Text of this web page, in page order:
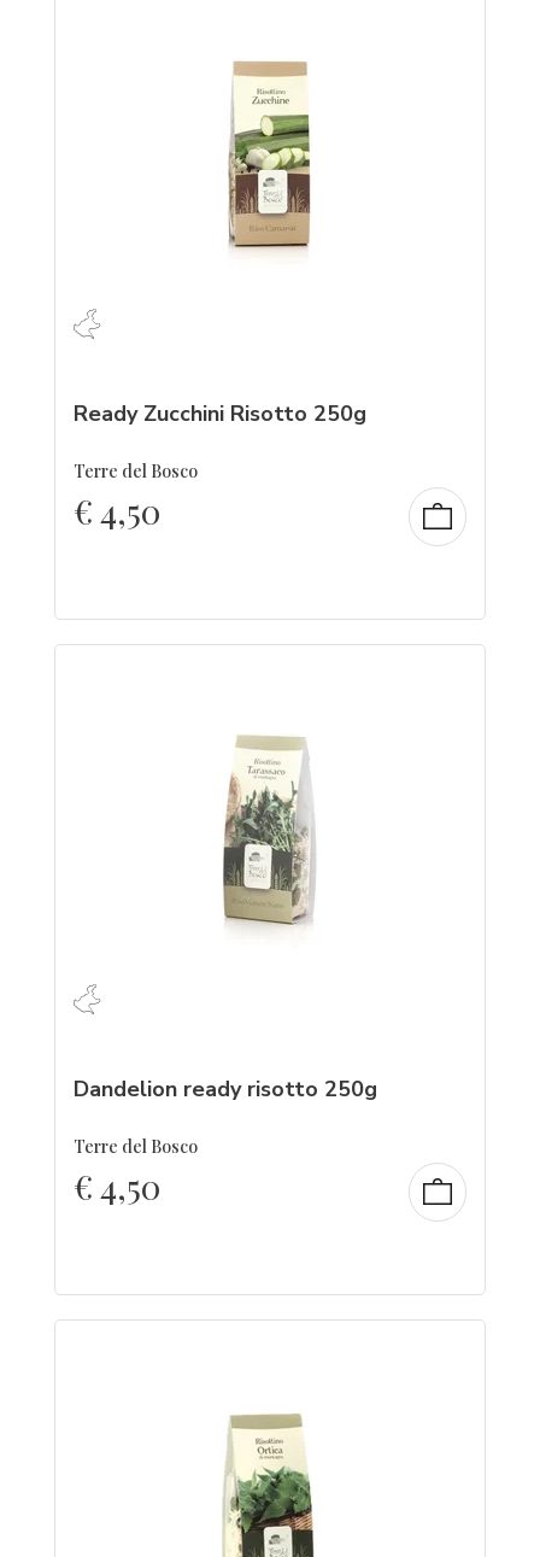
Ready Zucchini Risotto 250g
Terre del Bosco
€4,50
Dandelion ready risotto 250g
Terre del Bosco
€4,50